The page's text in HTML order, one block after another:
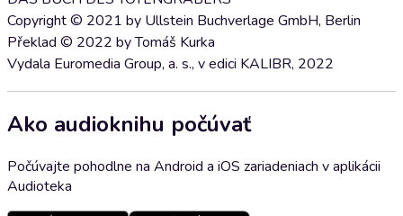
Copyright © 2021 by Ullstein Buchverlage GmbH, Berlin
Překlad © 2022 by Tomáš Kurka
Vydala Euromedia Group, a. s., v edici KALIBR, 2022
Ako audioknihu počúvať
Počúvajte pohodlne na Android a iOS zariadeniach v aplikácii
Audioteka